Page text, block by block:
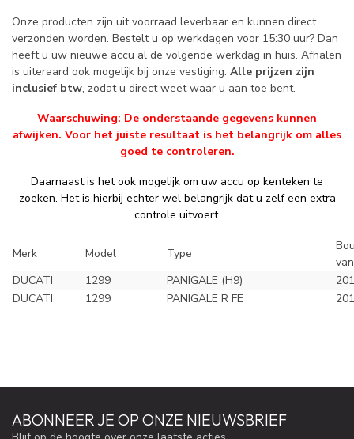
Onze producten zijn uit voorraad leverbaar en kunnen direct
verzonden worden. Bestelt u op werkdagen voor 15:30 uur? Dan
heeft u uw nieuwe accu al de volgende werkdag in huis. Afhalen
is uiteraard ook mogelijk bij onze vestiging. Alle prijzen zijn
inclusief btw, zodat u direct weet waar u aan toe bent.
Waarschuwing: De onderstaande gegevens kunnen
afwijken. Voor het juiste resultaat is het belangrijk om alles
goed te controleren.
Daarnaast is het ook mogelijk om uw accu op kenteken te
zoeken. Het is hierbij echter wel belangrijk dat u zelf een extra
controle uitvoert.
Merk Model Type
DUCATI
1299 PANIGALE (H9)
DUCATI
1299 PANIGALE R FE
ABONNEER JE OP ONZE NIEUWSBRIEF